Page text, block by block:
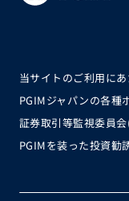
当サイトのご利用に
PGIMジャパンの各種
証券取引等監視委員会
PGIMを装った投資勧